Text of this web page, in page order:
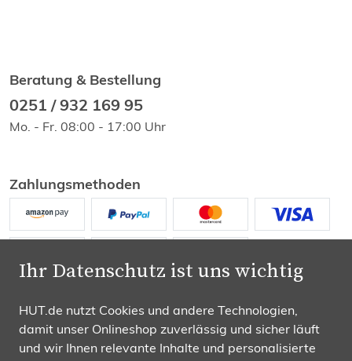
Ihr Datenschutz ist uns wichtig
HUT.de nutzt Cookies und andere Technologien,
damit unser Onlineshop zuverlässig und sicher läuft
und wir Ihnen relevante Inhalte und personalisierte
Beratung & Bestellung
0251 / 932 169 95
Mo. - Fr. 08:00 - 17:00 Uhr
Zahlungsmethoden
Wir versenden mit